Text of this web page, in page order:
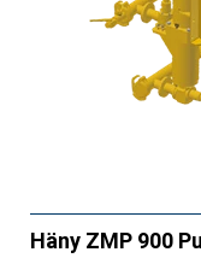
Häny ZMP 900